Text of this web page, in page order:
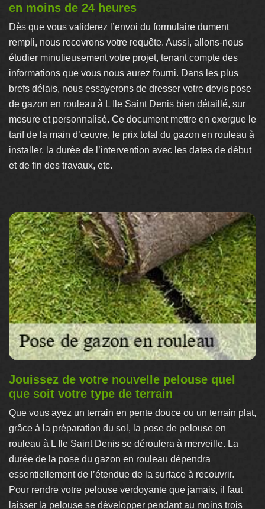
en moins de 24 heures
Dès que vous validerez l’envoi du formulaire dument
rempli, nous recevrons votre requête. Aussi, allons-nous
étudier minutieusement votre projet, tenant compte des
informations que vous nous aurez fourni. Dans les plus
brefs délais, nous essayerons de dresser votre devis pose
de gazon en rouleau à L Ile Saint Denis bien détaillé, sur
mesure et personnalisé. Ce document mettre en exergue le
tarif de la main d’œuvre, le prix total du gazon en rouleau à
installer, la durée de l’intervention avec les dates de début
et de fin des travaux, etc.
Jouissez de votre nouvelle pelouse quel
que soit votre type de terrain
Que vous ayez un terrain en pente douce ou un terrain plat,
grâce à la préparation du sol, la pose de pelouse en
rouleau à L Ile Saint Denis se déroulera à merveille. La
durée de la pose du gazon en rouleau dépendra
essentiellement de l’étendue de la surface à recouvrir.
Pour rendre votre pelouse verdoyante que jamais, il faut
laisser la pelouse se développer pendant au moins trois